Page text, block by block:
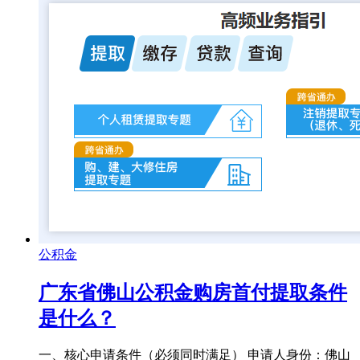
公积金
广东省佛山公积金购房首付提取条件
是什么？
一、核心申请条件（必须同时满足） 申请人身份：佛山